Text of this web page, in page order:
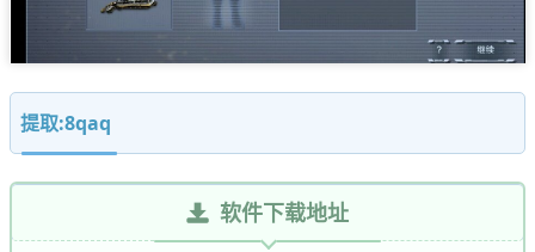
提取:8qaq
软件下载地址